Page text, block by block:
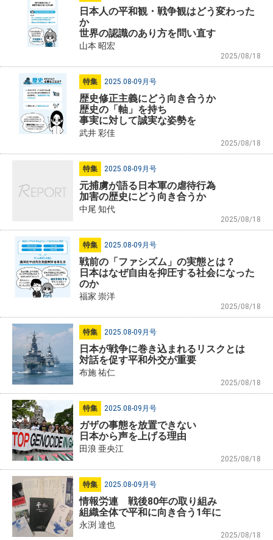
2025/08/18
日本人の平和観・戦争観はどう変わった
か
世界の認識のあり方を問い直す
山本 昭宏
特集 2025.08-09月号
2025/08/18
歴史修正主義にどう向き合うか
歴史の「軸」を持ち
事実に対して誠実な姿勢を
武井 彩佳
特集 2025.08-09月号
2025/08/18
元捕虜が語る日本軍の虐待行為
加害の歴史にどう向き合うか
中尾 知代
特集 2025.08-09月号
2025/08/18
戦前の「ファシズム」の実態とは？
日本はなぜ自由を抑圧する社会になった
のか
福家 崇洋
特集 2025.08-09月号
2025/08/18
日本が戦争に巻き込まれるリスクとは
対話を促す平和外交が重要
布施 祐仁
特集 2025.08-09月号
2025/08/18
ガザの事態を放置できない
日本から声を上げる理由
田浪 亜央江
特集 2025.08-09月号
2025/08/18
情報労連 戦後80年の取り組み
組織全体で平和に向き合う1年に
永渕 達也